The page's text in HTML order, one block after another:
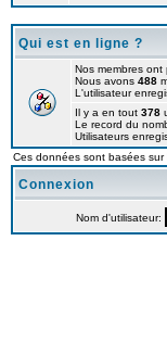
Qui est en ligne ?
Nos membres
Nous avons 488
L'utilisateur
Il y a en tout 378
Le record du
Utilisateurs
Ces données sont basées
Connexion
Nom d'utilisateur: